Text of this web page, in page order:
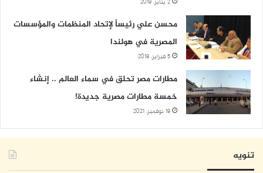
محسن علي رئيساً لإتحاد المنظمات والمؤسسات
المصرية في هولندا
5 فبراير، 2019
مطارات مصر تحلق في سماء العالم .. إنشاء
خمسة مطارات مصرية جديدة!
19 نوفمبر، 2021
تنويه